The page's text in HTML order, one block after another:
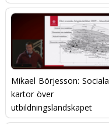
historia om läkemedel
Mikael Börjesson: Sociala
kartor över
utbildningslandskapet